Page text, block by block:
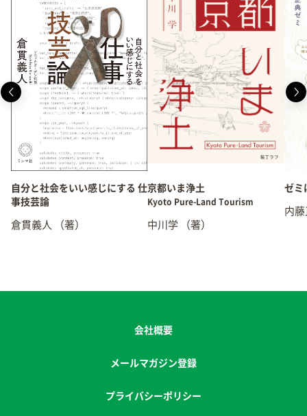
自分と社会をいい感じにする 仕
事技芸論
倉貫義人 （著）
京都いま浄土
Kyoto Pure-Land Tourism
中川学 （著）
ゼミ
内
会社概要
メールマガジン登録
プライバシーポリシー